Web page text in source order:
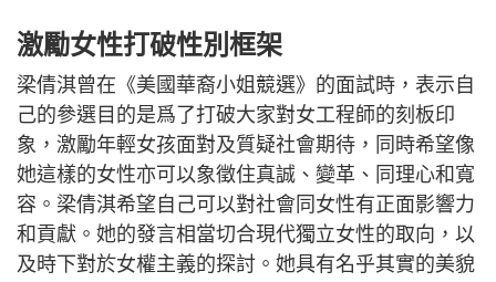
激勵女性打破性別框架
梁倩淇曾在《美國華裔小姐競選》的面試時，表示自
己的參選目的是爲了打破大家對女工程師的刻板印
象，激勵年輕女孩面對及質疑社會期待，同時希望像
她這樣的女性亦可以象徵住真誠、變革、同理心和寬
容。梁倩淇希望自己可以對社會同女性有正面影響力
和貢獻。她的發言相當切合現代獨立女性的取向，以
及時下對於女權主義的探討。她具有名乎其實的美貌